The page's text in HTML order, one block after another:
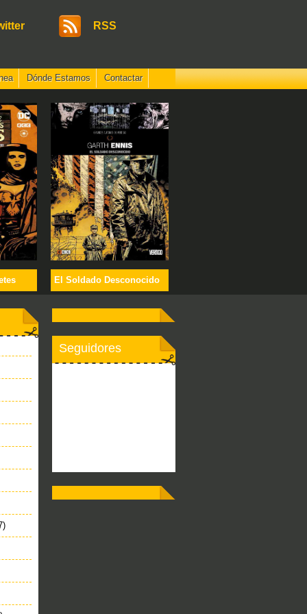
RSS
Dónde Estamos Contactar
El Soldado Desconocido
Seguidores